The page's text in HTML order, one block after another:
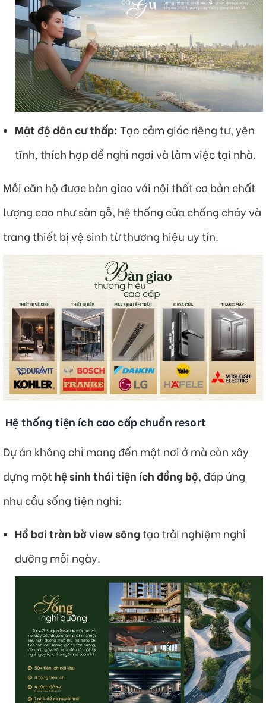
Mật độ dân cư thấp:Tạo cảm giác riêng tư, yên
tĩnh, thích hợp để nghỉ ngơi và làm việc tại nhà.
Mỗi căn hộ được bàn giao với nội thất cơ bản chất
lượng cao như sàn gỗ, hệ thống cửa chống cháy và
trang thiết bị vệ sinh từ thương hiệu uy tín.
Hệ thống tiện ích cao cấp chuẩn resort
Dự án không chỉ mang đến một nơi ở mà còn xây
dựng mộthệ sinh thái tiện ích đồng bộ, đáp ứng
nhu cầu sống tiện nghi:
Hồ bơi tràn bờ view sôngtạo trải nghiệm nghỉ
dưỡng mỗi ngày.